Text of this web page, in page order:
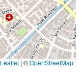
Leaflet | ©OpenStreetMap